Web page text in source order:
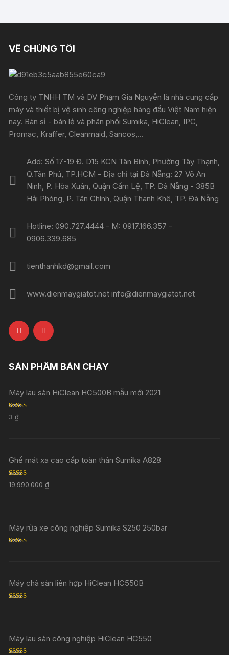
VỀ CHÚNG TÔI
Công ty TNHH TM và DV Phạm Gia Nguyễn là nhà cung cấp
máy và thiết bị vệ sinh công nghiệp hàng đầu Việt Nam hiện
nay. Bán sỉ - bán lẻ và phân phối Sumika, HiClean, IPC,
Promac, Kraffer, Cleanmaid, Sancos,...
Add: Số 17-19 Đ. D15 KCN Tân Bình, Phường Tây Thạnh,
Q.Tân Phú, TP.HCM - Địa chỉ tại Đà Nẵng: 27 Võ An
Ninh, P. Hòa Xuân, Quận Cẩm Lệ, TP. Đà Nẵng - 385B
Hải Phòng, P. Tân Chính, Quận Thanh Khê, TP. Đà Nẵng
Hotline: 090.727.4444 - M: 0917.166.357 -
0906.339.685
tienthanhkd@gmail.com
www.dienmaygiatot.net info@dienmaygiatot.net
SẢN PHẨM BÁN CHẠY
Máy lau sàn HiClean HC500B mẫu mới 2021
Rated
out of 5
3₫
Ghế mát xa cao cấp toàn thân Sumika A828
Rated5.00
out of 5
19.990.000₫
Máy rửa xe công nghiệp Sumika S250 250bar
Máy chà sàn liên hợp HiClean HC550B
Máy lau sàn công nghiệp HiClean HC550